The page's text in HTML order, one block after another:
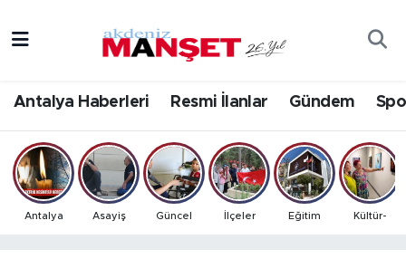
Antalya Haberleri Resmi İlanlar Gündem
Antalya Asayiş Güncel İlçeler Eğitim Kültür-
Bilim & Teknoloji
Eğitim
Ekonomi
Antalya Hava Durumu
Antalya Namaz Vakitleri
Antalya Trafik Yoğunluk Haritası